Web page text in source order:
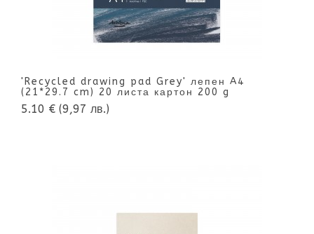
'Recycled drawing pad Grey' лепен A4
(21*29.7 cm) 20 листа картон 200 g
5.10 € (9,97 лв.)